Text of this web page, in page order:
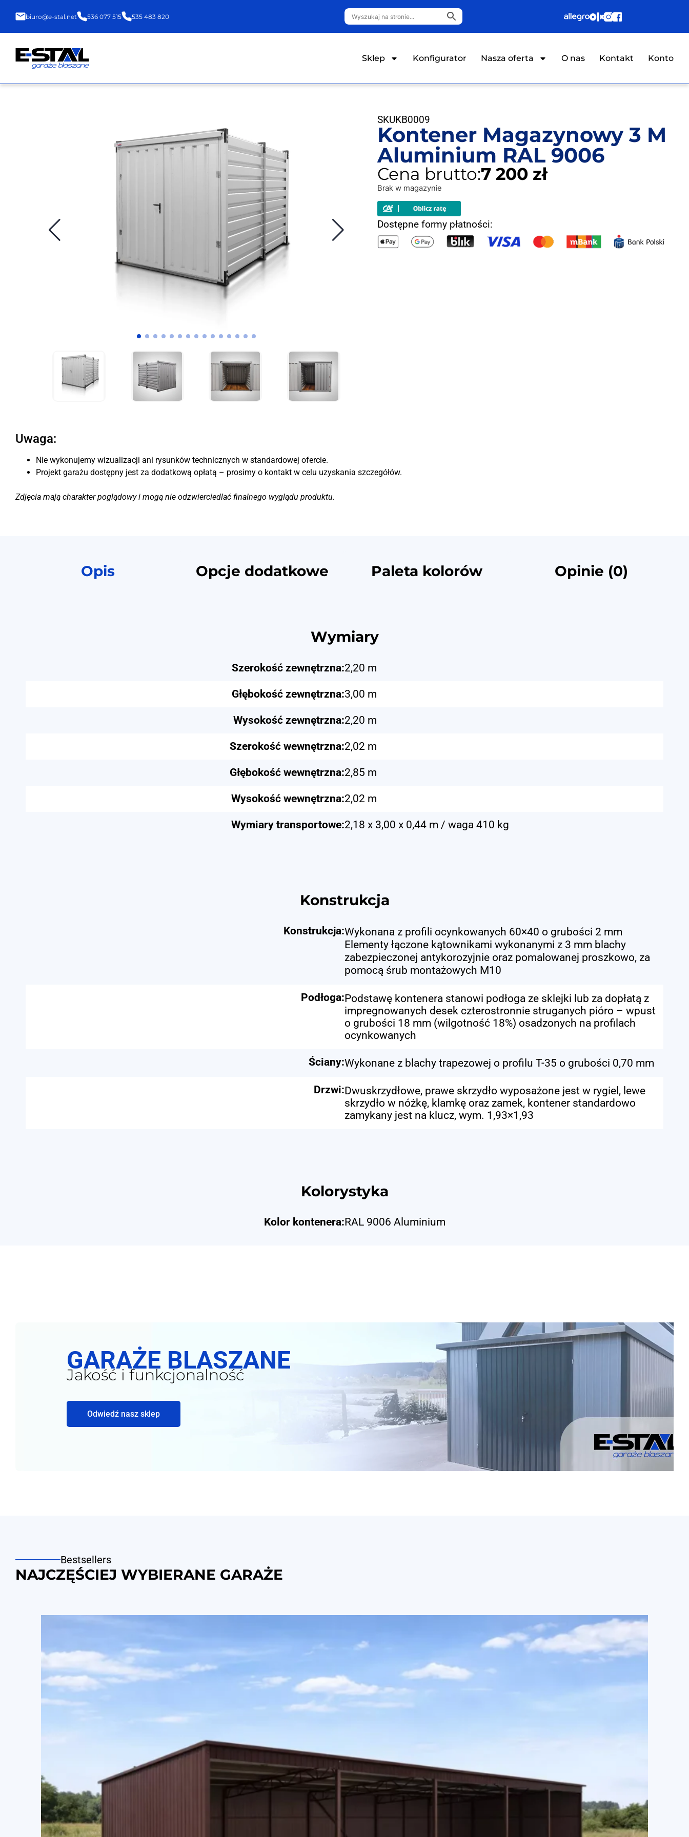
biuro@e-stal.net 536 077 515 535 483 820
Sklep Konfigurator Nasza oferta O nas Kontakt Konto
SKUKB0009
Kontener Magazynowy 3 M
Aluminium RAL 9006
Cena brutto:7 200 zł
Brak w magazynie
Dostępne formy płatności:
Uwaga:
Nie wykonujemy wizualizacji ani rysunków technicznych w standardowej ofercie.
Projekt garażu dostępny jest za dodatkową opłatą – prosimy o kontakt w celu uzyskania szczegółów.
Zdjęcia mają charakter poglądowy i mogą nie odzwierciedlać finalnego wyglądu produktu.
Opis Opcje dodatkowe Paleta kolorów Opinie (0)
Wymiary
Szerokość zewnętrzna:2,20 m
Głębokość zewnętrzna:3,00 m
Wysokość zewnętrzna:2,20 m
Szerokość wewnętrzna:2,02 m
Głębokość wewnętrzna:2,85 m
Wysokość wewnętrzna:2,02 m
Wymiary transportowe:2,18 x 3,00 x 0,44 m / waga 410 kg
Konstrukcja
Konstrukcja:Wykonana z profili ocynkowanych 60×40 o grubości 2 mm
Elementy łączone kątownikami wykonanymi z 3 mm blachy
zabezpieczonej antykorozyjnie oraz pomalowanej proszkowo, za
pomocą śrub montażowych M10
Podłoga:Podstawę kontenera stanowi podłoga ze sklejki lub za dopłatą z
impregnowanych desek czterostronnie struganych pióro – wpust
o grubości 18 mm (wilgotność 18%) osadzonych na profilach
ocynkowanych
Ściany:Wykonane z blachy trapezowej o profilu T-35 o grubości 0,70 mm
Drzwi:Dwuskrzydłowe, prawe skrzydło wyposażone jest w rygiel, lewe
skrzydło w nóżkę, klamkę oraz zamek, kontener standardowo
zamykany jest na klucz, wym. 1,93×1,93
Kolorystyka
Kolor kontenera:RAL 9006 Aluminium
GARAŻE BLASZANE
Jakość i funkcjonalność
Odwiedź nasz sklep
Bestsellers
NAJCZĘŚCIEJ WYBIERANE GARAŻE